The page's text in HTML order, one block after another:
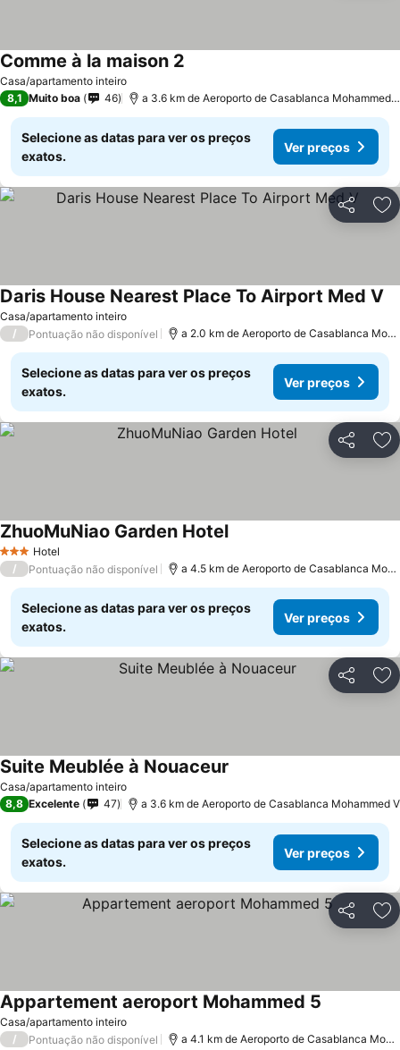
Casa/apartamento inteiro
Comme à la maison 2
8,1 Muito boa 46 a 3.6 km de Aeroporto de Casablanca Mohammed V
Selecione as datas para ver os preços
exatos.
Ver preços
Partilhar
Casa/apartamento inteiro
Daris House Nearest Place To Airport Med V
/ Pontuação não disponível a 2.0 km de Aeroporto de Casablanca
Selecione as datas para ver os preços
exatos.
Ver preços
Partilhar
3 EstrelasHotel
ZhuoMuNiao Garden HotelVer preços
/ Pontuação não disponível a 4.5 km de Aeroporto de Casablanca
Selecione as datas para ver os preços
exatos.
Ver preços
Partilhar
Casa/apartamento inteiro
Suite Meublée à Nouaceur
8,8 Excelente 47 a 3.6 km de Aeroporto de Casablanca Mohammed V
Selecione as datas para ver os preços
exatos.
Ver preços
Partilhar
Casa/apartamento inteiro
Appartement aeroport Mohammed 5
/ Pontuação não disponível a 4.1 km de Aeroporto de Casablanca